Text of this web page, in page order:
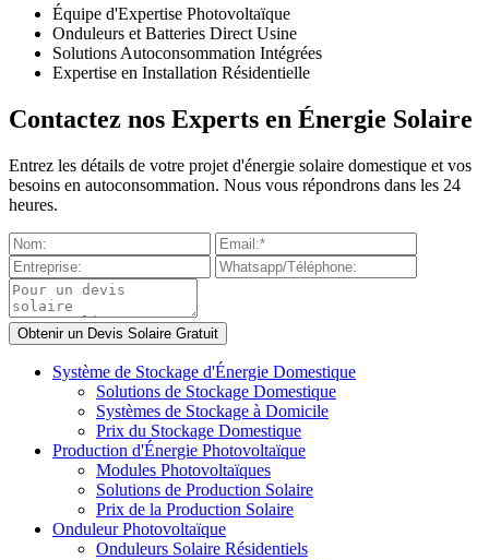
Équipe d'Expertise Photovoltaïque
Onduleurs et Batteries Direct Usine
Solutions Autoconsommation Intégrées
Expertise en Installation Résidentielle
Contactez nos Experts en Énergie Solaire
Entrez les détails de votre projet d'énergie solaire domestique et vos
besoins en autoconsommation. Nous vous répondrons dans les 24
heures.
Système de Stockage d'Énergie Domestique
Solutions de Stockage Domestique
Systèmes de Stockage à Domicile
Prix du Stockage Domestique
Production d'Énergie Photovoltaïque
Modules Photovoltaïques
Solutions de Production Solaire
Prix de la Production Solaire
Onduleur Photovoltaïque
Onduleurs Solaire Résidentiels